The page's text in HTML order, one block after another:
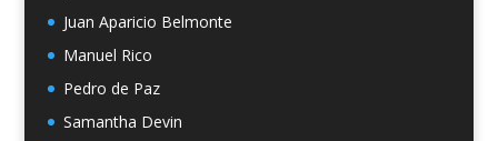
Juan Aparicio Belmonte
Manuel Rico
Pedro de Paz
Samantha Devin